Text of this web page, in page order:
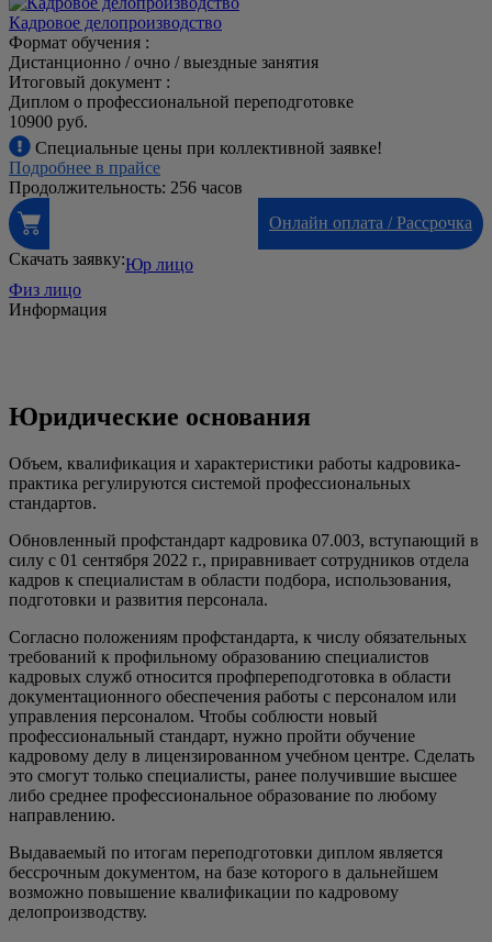
Кадровое делопроизводство
Формат обучения :
Дистанционно / очно / выездные занятия
Итоговый документ :
Диплом о профессиональной переподготовке
10900 руб.
Специальные цены при коллективной заявке!
Подробнее в прайсе
Продолжительность: 256 часов
Онлайн оплата / Рассрочка
Скачать заявку:Юр лицо
Физ лицо
Информация
Юридические основания
Объем, квалификация и характеристики работы кадровика-
практика регулируются системой профессиональных
стандартов.
Обновленный профстандарт кадровика 07.003, вступающий в
силу с 01 сентября 2022 г., приравнивает сотрудников отдела
кадров к специалистам в области подбора, использования,
подготовки и развития персонала.
Согласно положениям профстандарта, к числу обязательных
требований к профильному образованию специалистов
кадровых служб относится профпереподготовка в области
документационного обеспечения работы с персоналом или
управления персоналом. Чтобы соблюсти новый
профессиональный стандарт, нужно пройти обучение
кадровому делу в лицензированном учебном центре. Сделать
это смогут только специалисты, ранее получившие высшее
либо среднее профессиональное образование по любому
направлению.
Выдаваемый по итогам переподготовки диплом является
бессрочным документом, на базе которого в дальнейшем
возможно повышение квалификации по кадровому
делопроизводству.